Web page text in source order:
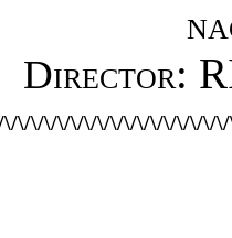
Director:
\/\/\/\/\/\/\/\/\/\/\/\/\/\/\/